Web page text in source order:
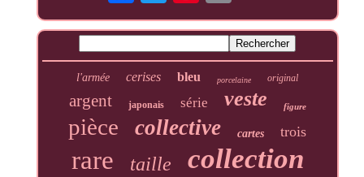
l'armée cerises bleu porcelaine original
argent japonais série veste figure
pièce collective cartes trois
rare taille collection